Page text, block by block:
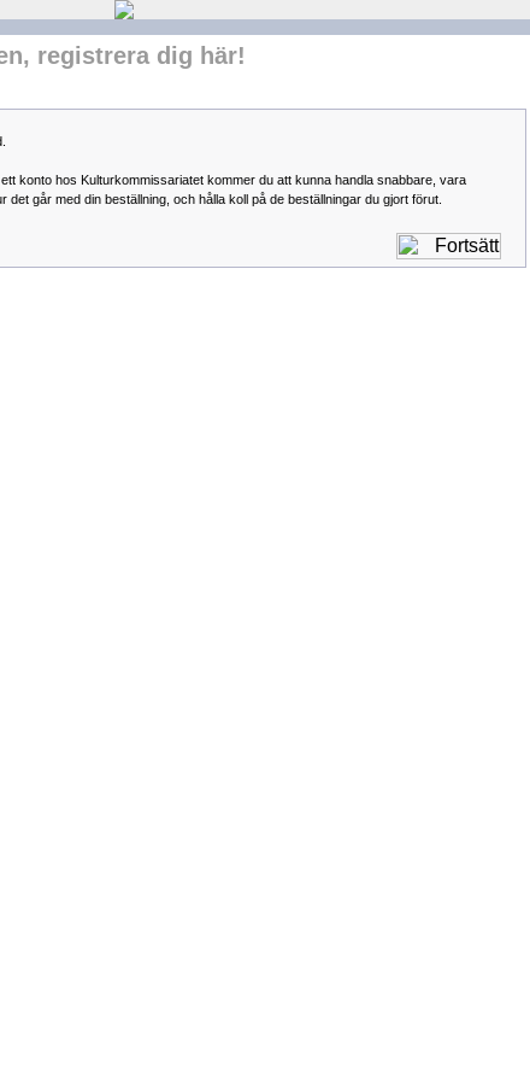
registrera dig här!
konto hos Kulturkommissariatet kommer du att kunna handla snabbare, vara
det går med din beställning, och hålla koll på de beställningar du gjort förut.